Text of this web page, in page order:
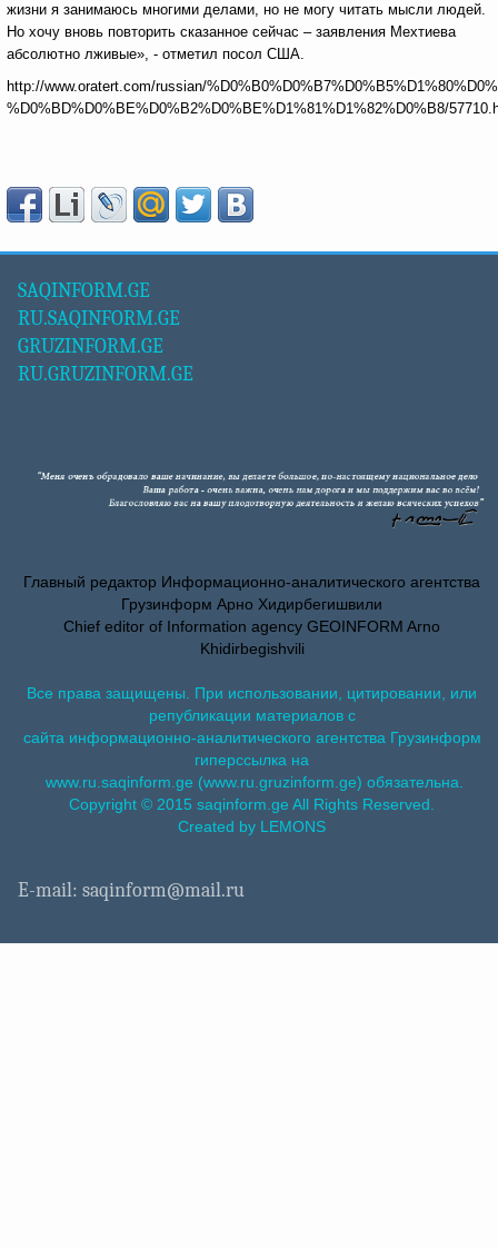
жизни я занимаюсь многими делами, но не могу читать мысли людей.
Но хочу вновь повторить сказанное сейчас – заявления Мехтиева
абсолютно лживые», - отметил посол США.
http://www.oratert.com/russian/
%D0%BD%D0%BE%D0%B2%D0%BE%D1%81%D1%82%D0%B8/
SAQINFORM.GE
RU.SAQINFORM.GE
GRUZINFORM.GE
RU.GRUZINFORM.GE
Главный редактор Информационно-аналитического агентства
Грузинформ Арно Хидирбегишвили
Chief editor of Information agency GEOINFORM Arno
Khidirbegishvili
Все права защищены. При использовании, цитировании, или
републикации материалов с
сайта информационно-аналитического агентства Грузинформ
гиперссылка на
www.ru.saqinform.ge (www.ru.gruzinform.ge) обязательна.
Copyright © 2015 saqinform.ge All Rights Reserved.
Created by LEMONS
E-mail: saqinform@mail.ru